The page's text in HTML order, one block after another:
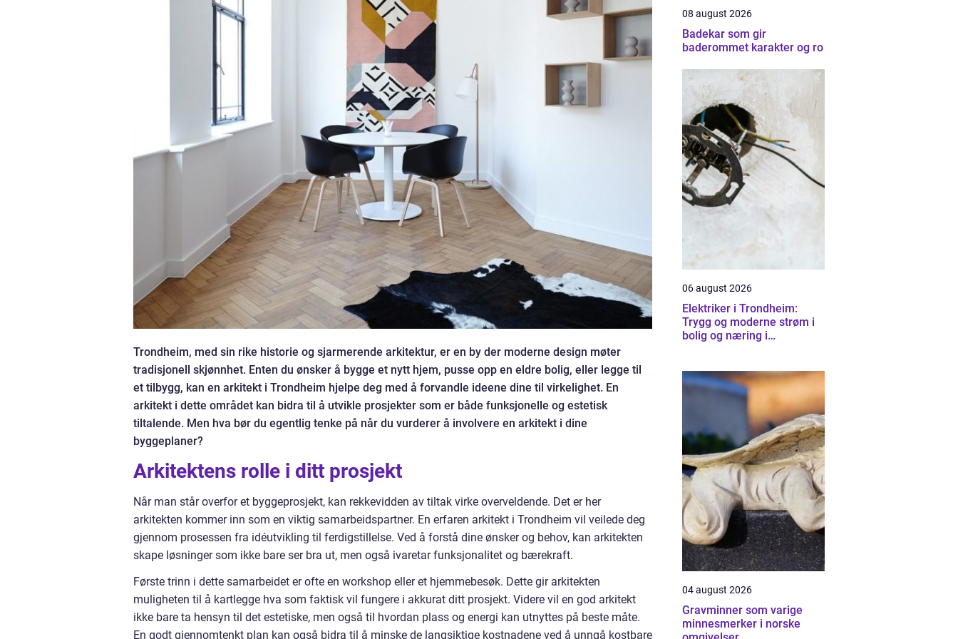
Trondheim, med sin rike historie og sjarmerende arkitektur, er en by der moderne design møter
tradisjonell skjønnhet. Enten du ønsker å bygge et nytt hjem, pusse opp en eldre bolig, eller legge til
et tilbygg, kan en arkitekt i Trondheim hjelpe deg med å forvandle ideene dine til virkelighet. En
arkitekt i dette området kan bidra til å utvikle prosjekter som er både funksjonelle og estetisk
tiltalende. Men hva bør du egentlig tenke på når du vurderer å involvere en arkitekt i dine
byggeplaner?
Arkitektens rolle i ditt prosjekt
Når man står overfor et byggeprosjekt, kan rekkevidden av tiltak virke overveldende. Det er her
arkitekten kommer inn som en viktig samarbeidspartner. En erfaren arkitekt i Trondheim vil veilede deg
gjennom prosessen fra idéutvikling til ferdigstillelse. Ved å forstå dine ønsker og behov, kan arkitekten
skape løsninger som ikke bare ser bra ut, men også ivaretar funksjonalitet og bærekraft.
Første trinn i dette samarbeidet er ofte en workshop eller et hjemmebesøk. Dette gir arkitekten
muligheten til å kartlegge hva som faktisk vil fungere i akkurat ditt prosjekt. Videre vil en god arkitekt
ikke bare ta hensyn til det estetiske, men også til hvordan plass og energi kan utnyttes på beste måte.
En godt gjennomtenkt plan kan også bidra til å minske de langsiktige kostnadene ved å unngå kostbare
08 august 2026
Badekar som gir
baderommet karakter og ro
06 august 2026
Elektriker i Trondheim:
Trygg og moderne strøm i
bolig og næring i
04 august 2026
Gravminner som varige
minnesmerker i norske